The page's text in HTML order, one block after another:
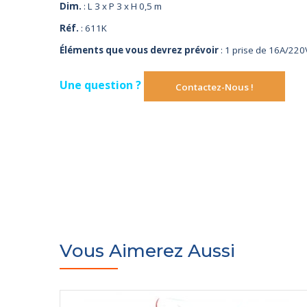
Dim. : L 3 x P 3 x H 0,5 m
Réf. : 611K
Éléments que vous devrez prévoir : 1 prise de 16A/
Une question ? Contactez-Nous !
Vous Aimerez Aussi